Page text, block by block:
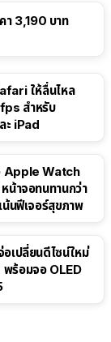
า 3,190 บาท
ให้ลื่นไหล
สำหรับ
ะ iPad
Apple Watch
น้าจอทนทานกว่า
น้นฟีเจอร์สุขภาพ
เปลี่ยนดีไซน์ใหม่
ร้อมจอ OLED